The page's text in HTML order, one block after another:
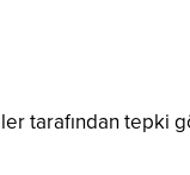
tarafından tepki